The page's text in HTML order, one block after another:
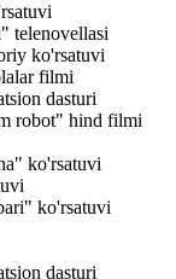
telenovellasi
ko'rsatuvi
filmi
dasturi
robot" hind filmi
ko'rsatuvi
ko'rsatuvi
dasturi